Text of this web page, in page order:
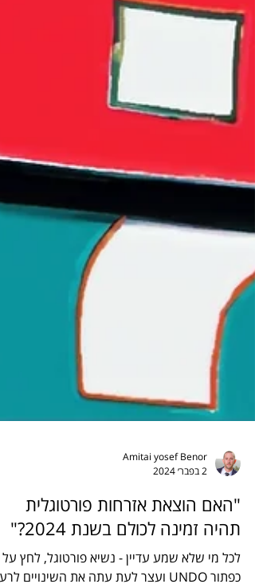
2 בפבר׳ 2024
"האם הוצאת אזרחות פורטוגלית
תהיה זמינה לכולם בשנת 2024?"